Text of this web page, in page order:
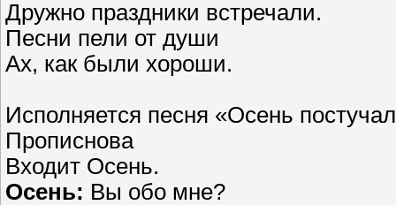
Дружно праздники встречали.
Песни пели от души
Ах, как были хороши.
Исполняется песня «Осень
Прописнова
Входит Осень.
Осень: Вы обо мне?